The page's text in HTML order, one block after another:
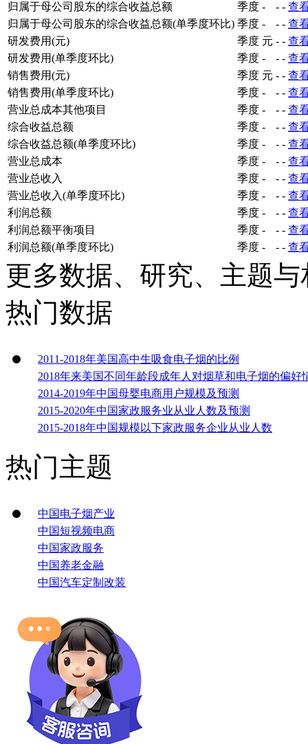
归属于母公司股东的综合收益总额
季度 - - - 查
归属于母公司股东的综合收益总额(单季度环比) 季度 - - - 查
研发费用(元)
季度 元 - - 查
研发费用(单季度环比)
季度 - - - 查
销售费用(元)
季度 元 - - 查
销售费用(单季度环比)
季度 - - - 查
营业总成本其他项目
季度 - - - 查
综合收益总额
季度 - - - 查
综合收益总额(单季度环比)
季度 - - - 查
营业总成本
季度 - - - 查
营业总收入
季度 - - - 查
营业总收入(单季度环比)
季度 - - - 查
利润总额
季度 - - - 查
利润总额平衡项目
季度 - - - 查
利润总额(单季度环比)
季度 - - - 查
更多数据、研究、主题
热门数据
2011-2018年美国高中生吸食电子烟的比例
2018年来美国不同年龄段成年人对烟草和电子烟的偏好
2014-2019年中国母婴电商用户规模及预测
2015-2020年中国家政服务业从业人数及预测
2015-2018年中国规模以下家政服务企业从业人数
热门主题
中国电子烟产业
中国短视频电商
中国家政服务
中国养老金融
中国汽车定制改装